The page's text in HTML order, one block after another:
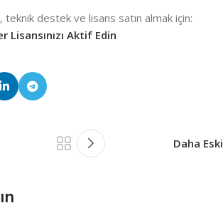
destek ve lisans satın almak için:
Lisansınızı Aktif Edin
Daha Eski